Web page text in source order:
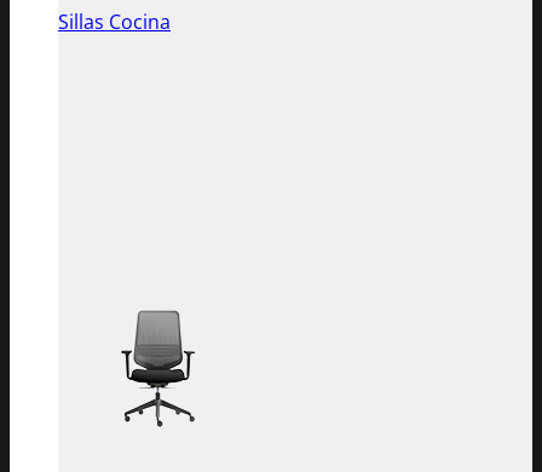
Sillas Cocina